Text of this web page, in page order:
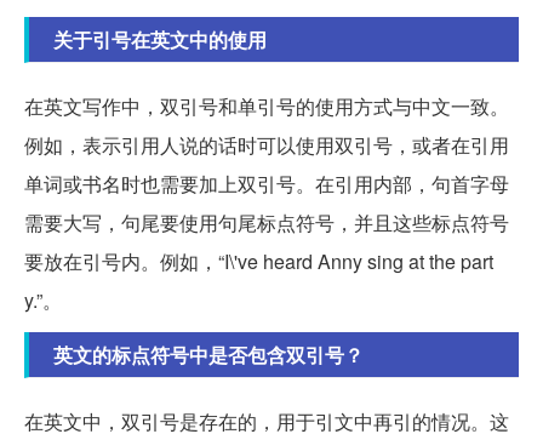
关于引号在英文中的使用
在英文写作中，双引号和单引号的使用方式与中文一致。
例如，表示引用人说的话时可以使用双引号，或者在引用
单词或书名时也需要加上双引号。在引用内部，句首字母
需要大写，句尾要使用句尾标点符号，并且这些标点符号
要放在引号内。例如，“I\'ve heard Anny sing at the part
y.”。
英文的标点符号中是否包含双引号？
在英文中，双引号是存在的，用于引文中再引的情况。这